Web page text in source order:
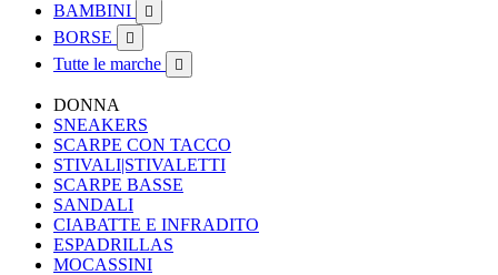
BAMBINI 
BORSE 
Tutte le marche 
DONNA
SNEAKERS
SCARPE CON TACCO
STIVALI|STIVALETTI
SCARPE BASSE
SANDALI
CIABATTE E INFRADITO
ESPADRILLAS
MOCASSINI